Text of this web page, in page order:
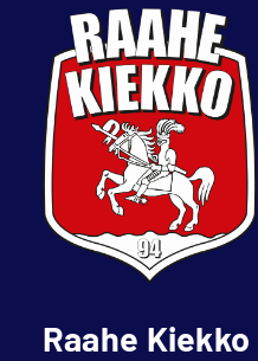
Raahe Kiekko